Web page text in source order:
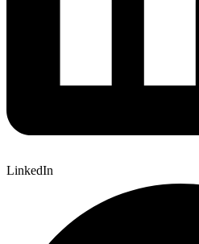
LinkedIn